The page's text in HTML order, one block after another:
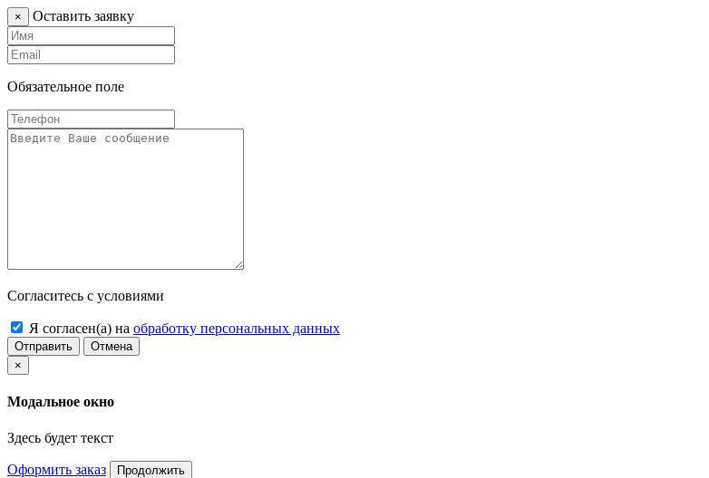
× Оставить заявку
Обязательное поле
Согласитесь с условиями
Я согласен(а) на обработку персональных данных
Отправить
Отмена
×
Модальное окно
Здесь будет текст
Оформить заказ
Продолжить